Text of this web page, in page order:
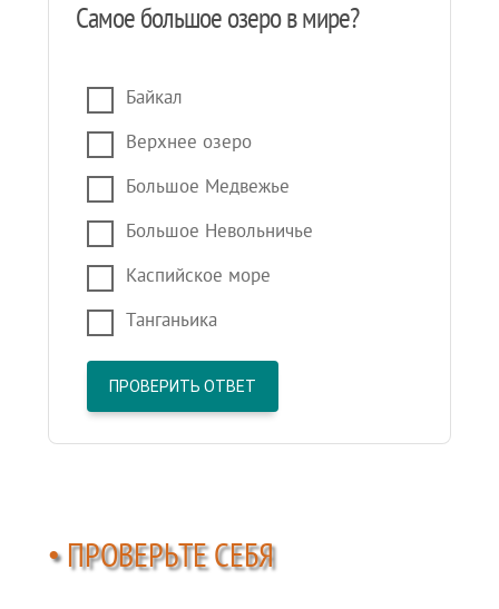
Самое большое озеро в мире?
Байкал
Верхнее озеро
Большое Медвежье
Большое Невольничье
Каспийское море
Танганьика
ПРОВЕРИТЬ ОТВЕТ
• ПРОВЕРЬТЕ СЕБЯ